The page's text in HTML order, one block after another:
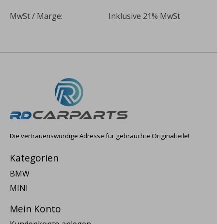
MwSt / Marge: Inklusive 21% MwSt
Die vertrauenswürdige Adresse für gebrauchte Originalteile!
Kategorien
BMW
MINI
Mein Konto